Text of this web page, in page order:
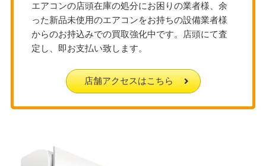
エアコンの店頭在庫の処分にお困りの業者様、余
った新品未使用のエアコンをお持ちの設備業者様
からのお持込みでの買取強化中です。店頭にて査
定し、即お支払い致します。
店舗アクセスはこちら